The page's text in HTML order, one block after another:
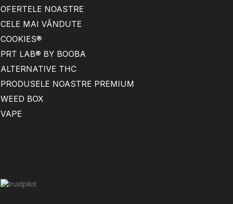
OFERTELE NOASTRE
CELE MAI VÂNDUTE
COOKIES®
PRT LAB® BY BOOBA
ALTERNATIVE THC
PRODUSELE NOASTRE PREMIUM
WEED BOX
VAPE